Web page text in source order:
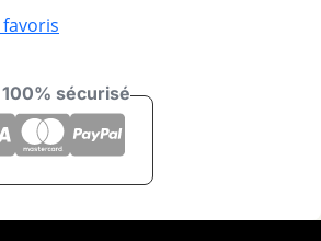
sécurisé